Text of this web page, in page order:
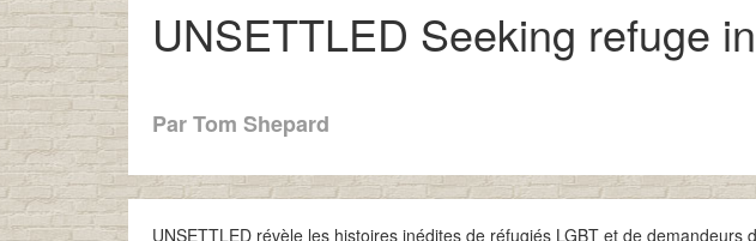
UNSETTLED Seeking refuge
Par Tom Shepard
UNSETTLED révèle les histoires inédites de réfugiés LGBT et de demandeurs